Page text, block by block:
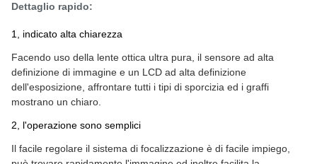
Dettaglio rapido:
1, indicato alta chiarezza
Facendo uso della lente ottica ultra pura, il sensore ad alta
definizione di immagine e un LCD ad alta definizione
dell'esposizione, affrontare tutti i tipi di sporcizia ed i graffi
mostrano un chiaro.
2, l'operazione sono semplici
Il facile regolare il sistema di focalizzazione è di facile impiego,